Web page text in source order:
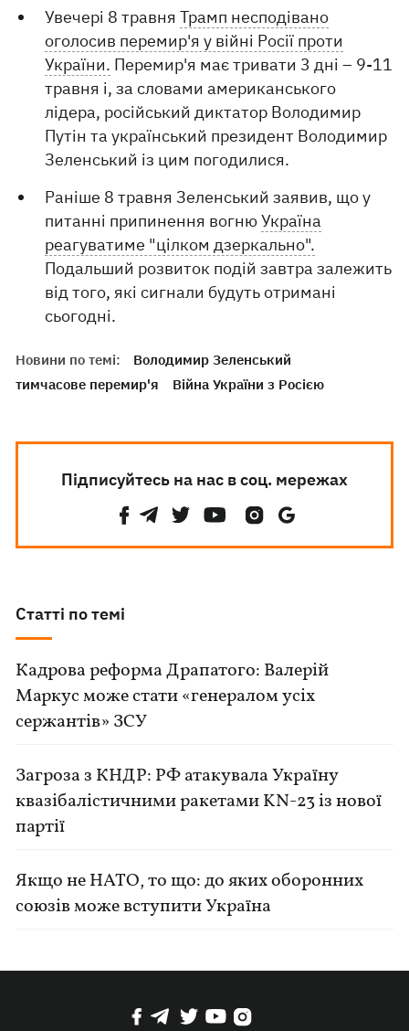
Увечері 8 травняТрамп несподівано
оголосив перемир'я у війні Росії проти
України. Перемир'я має тривати 3 дні – 9-11
травня і, за словами американського
лідера, російський диктатор Володимир
Путін та український президент Володимир
Зеленський із цим погодилися.
Раніше 8 травня Зеленський заявив, що у
питанні припинення вогнюУкраїна
реагуватиме "цілком дзеркально".
Подальший розвиток подій завтра залежить
від того, які сигнали будуть отримані
сьогодні.
Новини по темі:
Володимир Зеленський
тимчасове перемир'я
Війна України з Росією
Підписуйтесь на нас в соц. мережах
Статті по темі
Кадрова реформа Драпатого: Валерій
Маркус може стати «генералом усіх
сержантів» ЗСУ
Загроза з КНДР: РФ атакувала Україну
квазібалістичними ракетами KN-23 із нової
партії
Якщо не НАТО, то що: до яких оборонних
союзів може вступити Україна